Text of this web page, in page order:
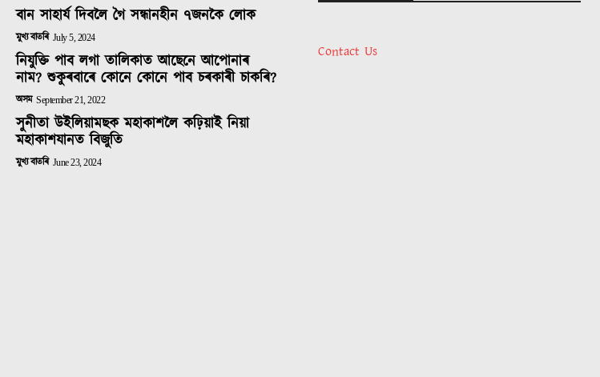
বান সাহাৰ্য দিবলৈ গৈ সন্ধানহীন ৭জনকৈ লোক
মুখ্য বাতৰি July 5, 2024
নিযুক্তি পাব লগা তালিকাত আছেনে আপোনাৰ
নাম? শুকুৰবাৰে কোনে কোনে পাব চৰকাৰী চাকৰি?
অসম September 21, 2022
সুনীতা উইলিয়ামছক মহাকাশলৈ কঢ়িয়াই নিয়া
মহাকাশযানত বিজুতি
মুখ্য বাতৰি June 23, 2024
Contact Us